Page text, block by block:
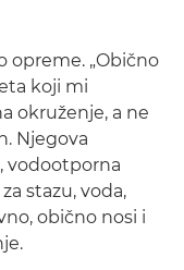
opreme. „Obično
koji mi
okruženje, a ne
Njegova
vodootporna
stazu, voda,
obično nosi i